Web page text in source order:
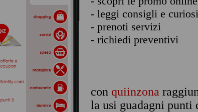
- leggi consigli e
- prenoti servizi
- richiedi preventivi
con quiinzona
la usi guadagni punti